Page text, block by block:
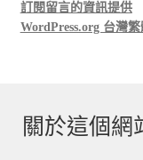
訂閱留言的資訊提供
WordPress.org 台灣
關於這個網